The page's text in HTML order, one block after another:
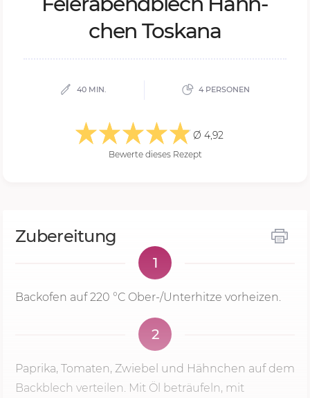
chen Tos­ka­na
40 MIN. 4 PERSONEN
Ø 4,92
Bewerte dieses Rezept
Zubereitung
1
Backofen auf220 °C Ober-/Unterhitze vorheizen.
2
Paprika, Tomaten, Zwiebel und Hähnchen auf dem
Backblech verteilen. Mit Öl beträufeln, mit